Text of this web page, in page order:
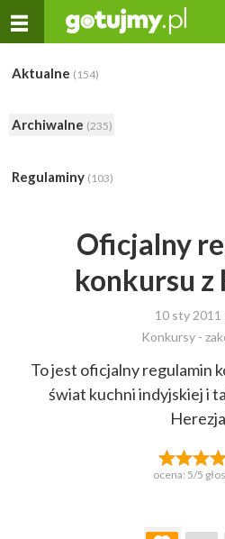
Aktualne (154)
Archiwalne (235)
Regulaminy (103)
Oficjalny
konkursu z
10 sty 2011
Konkursy -
To jest oficjalny regulamin
świat kuchni indyjskiej i
ocena: 5/5